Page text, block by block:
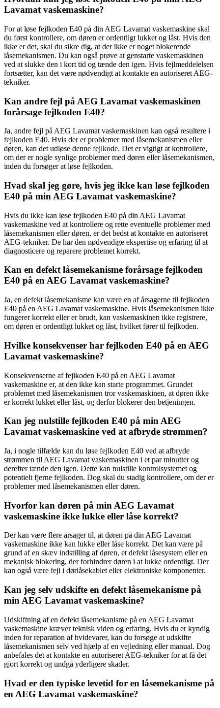
Lavamat vaskemaskine?
For at løse fejlkoden E40 på din AEG Lavamat vaskemaskine skal
du først kontrollere, om døren er ordentligt lukket og låst. Hvis den
ikke er det, skal du sikre dig, at der ikke er noget blokerende
låsemekanismen. Du kan også prøve at genstarte vaskemaskinen
ved at slukke den i kort tid og tænde den igen. Hvis fejlmeddelelsen
fortsætter, kan det være nødvendigt at kontakte en autoriseret AEG-
tekniker.
Kan andre fejl på AEG Lavamat vaskemaskinen
forårsage fejlkoden E40?
Ja, andre fejl på AEG Lavamat vaskemaskinen kan også resultere i
fejlkoden E40. Hvis der er problemer med låsemekanismen eller
døren, kan det udløse denne fejlkode. Det er vigtigt at kontrollere,
om der er nogle synlige problemer med døren eller låsemekanismen,
inden du forsøger at løse fejlkoden.
Hvad skal jeg gøre, hvis jeg ikke kan løse fejlkoden
E40 på min AEG Lavamat vaskemaskine?
Hvis du ikke kan løse fejlkoden E40 på din AEG Lavamat
vaskemaskine ved at kontrollere og rette eventuelle problemer med
låsemekanismen eller døren, er det bedst at kontakte en autoriseret
AEG-tekniker. De har den nødvendige ekspertise og erfaring til at
diagnosticere og reparere problemet korrekt.
Kan en defekt låsemekanisme forårsage fejlkoden
E40 på en AEG Lavamat vaskemaskine?
Ja, en defekt låsemekanisme kan være en af årsagerne til fejlkoden
E40 på en AEG Lavamat vaskemaskine. Hvis låsemekanismen ikke
fungerer korrekt eller er brudt, kan vaskemaskinen ikke registrere,
om døren er ordentligt lukket og låst, hvilket fører til fejlkoden.
Hvilke konsekvenser har fejlkoden E40 på en AEG
Lavamat vaskemaskine?
Konsekvenserne af fejlkoden E40 på en AEG Lavamat
vaskemaskine er, at den ikke kan starte programmet. Grundet
problemet med låsemekanismen tror vaskemaskinen, at døren ikke
er korrekt lukket eller låst, og derfor blokerer den betjeningen.
Kan jeg nulstille fejlkoden E40 på min AEG
Lavamat vaskemaskine ved at afbryde strømmen?
Ja, i nogle tilfælde kan du løse fejlkoden E40 ved at afbryde
strømmen til AEG Lavamat vaskemaskinen i et par minutter og
derefter tænde den igen. Dette kan nulstille kontrolsystemet og
potentielt fjerne fejlkoden. Dog skal du stadig kontrollere, om der er
problemer med låsemekanismen eller døren.
Hvorfor kan døren på min AEG Lavamat
vaskemaskine ikke lukke eller låse korrekt?
Der kan være flere årsager til, at døren på din AEG Lavamat
vaskemaskine ikke kan lukke eller låse korrekt. Det kan være på
grund af en skæv indstilling af døren, et defekt låsesystem eller en
mekanisk blokering, der forhindrer døren i at lukke ordentligt. Der
kan også være fejl i dørlåsekablet eller elektroniske komponenter.
Kan jeg selv udskifte en defekt låsemekanisme på
min AEG Lavamat vaskemaskine?
Udskiftning af en defekt låsemekanisme på en AEG Lavamat
vaskemaskine kræver teknisk viden og erfaring. Hvis du er kyndig
inden for reparation af hvidevarer, kan du forsøge at udskifte
låsemekanismen selv ved hjælp af en vejledning eller manual. Dog
anbefales det at kontakte en autoriseret AEG-tekniker for at få det
gjort korrekt og undgå yderligere skader.
Hvad er den typiske levetid for en låsemekanisme på
en AEG Lavamat vaskemaskine?